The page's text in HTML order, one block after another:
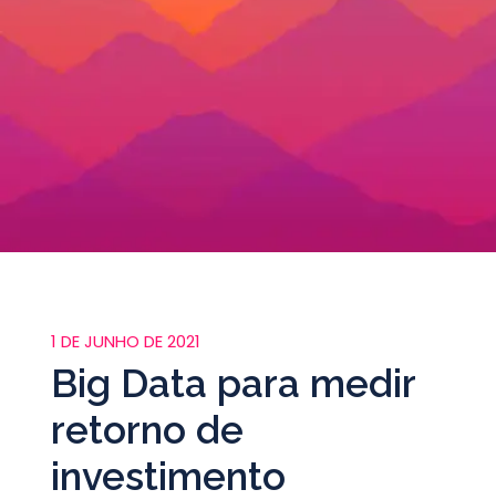
1 DE JUNHO DE 2021
Big Data para medir
retorno de
investimento